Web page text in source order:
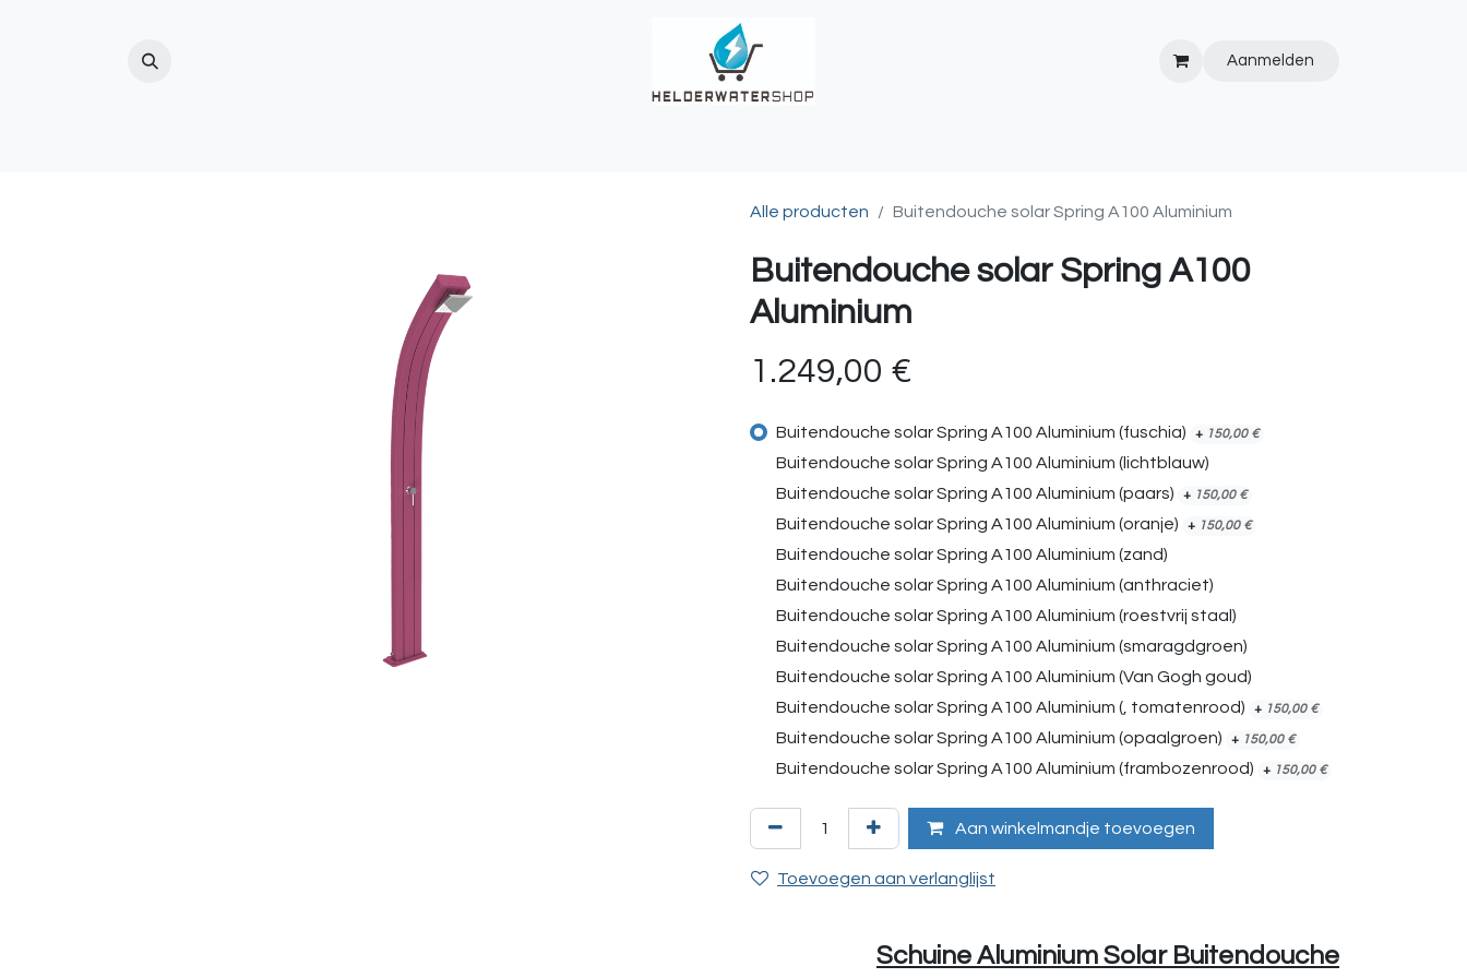
Aanmelden
Alle producten Buitendouche solar Spring A100 Aluminium
Buitendouche solar Spring A100
Aluminium
1.249,00 €
Buitendouche solar Spring A100 Aluminium (fuschia) + 150,00€
Buitendouche solar Spring A100 Aluminium (lichtblauw)
Buitendouche solar Spring A100 Aluminium (paars)
+ 150,00€
Buitendouche solar Spring A100 Aluminium (oranje) + 150,00€
Buitendouche solar Spring A100 Aluminium (zand)
Buitendouche solar Spring A100 Aluminium (anthraciet)
Buitendouche solar Spring A100 Aluminium (roestvrij staal)
Buitendouche solar Spring A100 Aluminium (smaragdgroen)
Buitendouche solar Spring A100 Aluminium (Van Gogh goud)
Buitendouche solar Spring A100 Aluminium (, tomatenrood)
+ 150,00€
Buitendouche solar Spring A100 Aluminium (opaalgroen) + 150,00€
Buitendouche solar Spring A100 Aluminium (frambozenrood) + 150,00€
Aan winkelmandje toevoegen
Toevoegen aan verlanglijst
Schuine Aluminium Solar Buitendouche